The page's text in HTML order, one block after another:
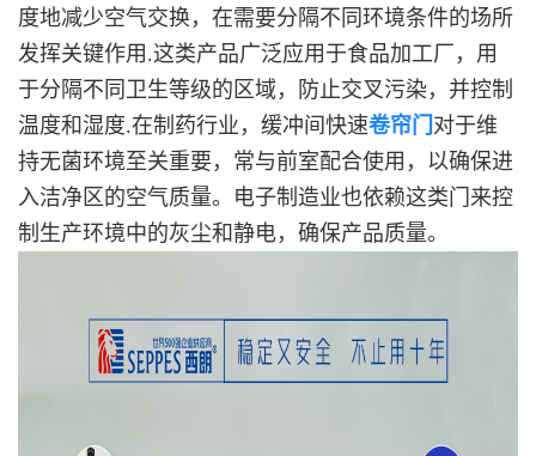
度地减少空气交换，在需要分隔不同环境条件的场所
发挥关键作用.这类产品广泛应用于食品加工厂，用
于分隔不同卫生等级的区域，防止交叉污染，并控制
温度和湿度.在制药行业，缓冲间快速卷帘门 对于维
持无菌环境至关重要，常与前室配合使用，以确保进
入洁净区的空气质量。电子制造业也依赖这类门来控
制生产环境中的灰尘和静电，确保产品质量。